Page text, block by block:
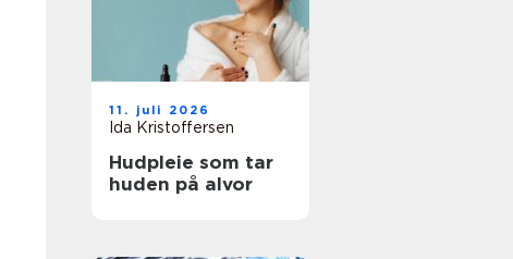
11. juli 2026
Ida Kristoffersen
Hudpleie som tar
huden på alvor